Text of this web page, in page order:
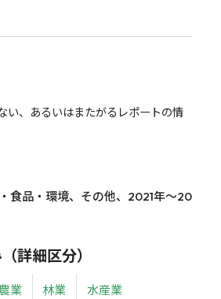
い、あるいはまたがるレポートの情
食品・環境、その他、2021年～20
詳細区分）
業 林業 水産業